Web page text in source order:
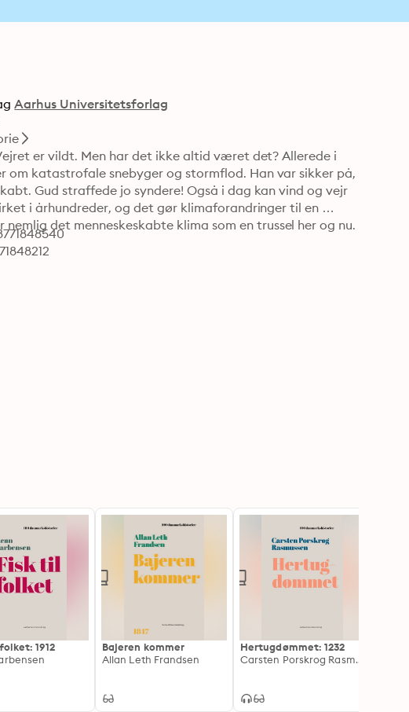
Aarhus Universitetsforlag
er vildt. Men har det ikke altid været det? Allerede i
om katastrofale snebyger og stormflod. Han var sikker på,
Gud straffede jo syndere! Også i dag kan vind og vejr
i århundreder, og det gør klimaforandringer til en
det menneskeskabte klima som en trussel her og nu.
1912
Bajeren kommer
Allan Leth Frandsen
Hertugdømmet: 1232
Carsten Porskrog Rasmussen